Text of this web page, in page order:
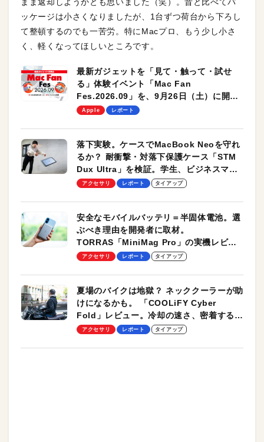
まま返却しようかとも思いました（笑）。昔と比べてパ
ッケージは小さくなりましたが、1台ずつ荷台から下ろし
て整頓するのでも一苦労。特にMacプロ、もう少し小さ
く、軽くなってほしいところです。
最新ガジェットを「見て・触って・試せ
る」体験イベント「Mac Fan
Fes.2026.09」を、9月26日（土）に開催
します！
Apple レポート
落下実験。ケースでMacBook Neoを守れ
るか？ 耐衝撃・対落下保護ケース「STM
Dux Ultra」を検証。学生、ビジネスマン
のモバイルユースに最適！
アクセサリ レポート タイアップ
安全なモバイルバッテリ＝半固体電池。選
ぶべき理由を開発者に取材。
TORRAS「MiniMag Pro」の実機レビュ
ーも
アクセサリ レポート タイアップ
夏場のバイクは地獄？ ネッククーラーが助
けになるかも。 「COOLiFY Cyber
Fold」レビュー。冷却の速さ、密着する冷
却プレート、シンプルな操作性がグッド！
アクセサリ レポート タイアップ